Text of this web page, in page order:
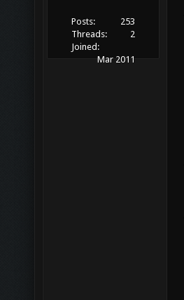
Posts:
253
Threads:
2
Joined:
Mar 2011